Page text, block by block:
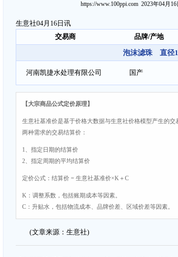
https://www.100ppi.com 2023年04月16
生意社04月16日讯
交易商
品牌/产地
泡沫滤珠 直径
河南凯捷水处理有限公司 国产
【大宗商品公式定价原理】
生意社基准价是基于价格大数据与生意社价格模型产生的
两种需求的交易结算价：
1、指定日期的结算价
2、指定周期的平均结算价
定价公式：结算价 = 生意社基准价×K＋C
K：调整系数，包括账期成本等因素。
C：升贴水，包括物流成本、品牌价差、区域价差等因素。
(文章来源：生意社)